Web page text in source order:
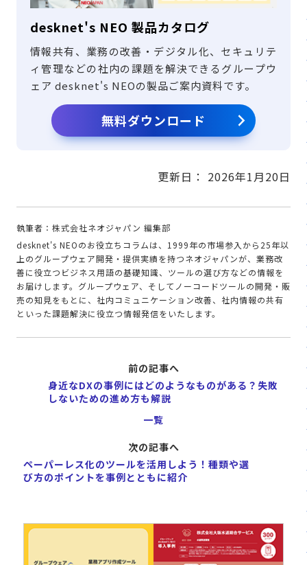
desknet's NEO 製品カタログ
情報共有、業務の改善・デジタル化、セキュリテ
ィ管理などの社内の課題を解決できるグループウ
ェア desknet's NEOの製品ご案内資料です。
無料ダウンロード
更新日： 2026年1月20日
執筆者：株式会社ネオジャパン 編集部
desknet's NEOのお役立ちコラムは、1999年の市場参入から25年以
上のグループウェア開発・提供実績を持つネオジャパンが、業務改
善に役立つビジネス用語の基礎知識、ツールの選び方などの情報を
お届けします。グループウェア、そしてノーコードツールの開発・販
売の知見をもとに、社内コミュニケーション改善、社内情報の共有
といった課題解決に役立つ情報発信をいたします。
前の記事へ
身近なDXの事例にはどのようなものがある？失敗
しないための進め方も解説
一覧
次の記事へ
ペーパーレス化のツールを活用しよう！種類や選
び方のポイントを事例とともに紹介